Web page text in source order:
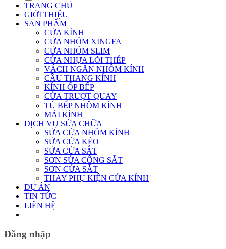
TRANG CHỦ
GIỚI THIỆU
SẢN PHẨM
CỬA KÍNH
CỬA NHÔM XINGFA
CỬA NHÔM SLIM
CỬA NHỰA LÕI THÉP
VÁCH NGĂN NHÔM KÍNH
CẦU THANG KÍNH
KÍNH ỐP BẾP
CỬA TRƯỢT QUAY
TỦ BẾP NHÔM KÍNH
MÁI KÍNH
DỊCH VỤ SỬA CHỮA
SỬA CỬA NHÔM KÍNH
SỬA CỬA KÉO
SỬA CỬA SẮT
SƠN SỬA CỔNG SẮT
SƠN CỬA SẮT
THAY PHỤ KIỆN CỬA KÍNH
DỰ ÁN
TIN TỨC
LIÊN HỆ
Đăng nhập